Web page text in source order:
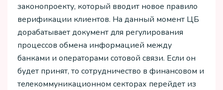
законопроекту, который вводит новое правило
верификации клиентов. На данный момент ЦБ
дорабатывает документ для регулирования
процессов обмена информацией между
банками и операторами сотовой связи. Если он
будет принят, то сотрудничество в финансовом и
телекоммуникационном секторах перейдет из